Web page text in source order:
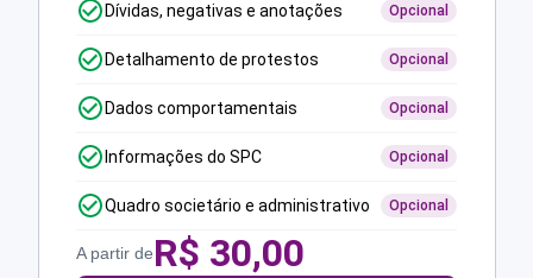
Dívidas, negativas e anotações Opcional
Detalhamento de protestos Opcional
Dados comportamentais Opcional
Informações do SPC Opcional
Quadro societário e administrativo Opcional
A partir deR$ 30,00